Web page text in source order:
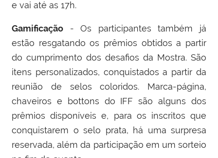
e vai até as 17h.
Gamificação - Os participantes também já
estão resgatando os prêmios obtidos a partir
do cumprimento dos desafios da Mostra. São
itens personalizados, conquistados a partir da
reunião de selos coloridos. Marca-página,
chaveiros e bottons do IFF são alguns dos
prêmios disponíveis e, para os inscritos que
conquistarem o selo prata, há uma surpresa
reservada, além da participação em um sorteio